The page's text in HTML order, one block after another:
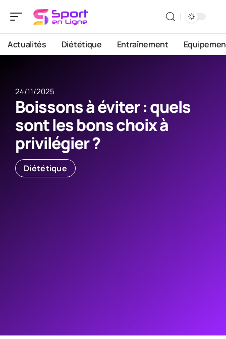
Actualités Diététique Entraînement
24/11/2025
Boissons à éviter : quels
sont les bons choix à
privilégier ?
Diététique